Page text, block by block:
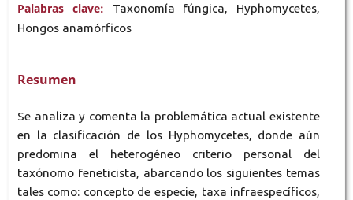
Palabras clave:
Taxonomía fúngica, Hyphomycetes,
Hongos anamórficos
Resumen
Se analiza y comenta la problemática actual existente
en la clasificación de los Hyphomycetes, donde aún
predomina el heterogéneo criterio personal del
taxónomo feneticista, abarcando los siguientes temas
tales como: concepto de especie, taxa infraespecíficos,